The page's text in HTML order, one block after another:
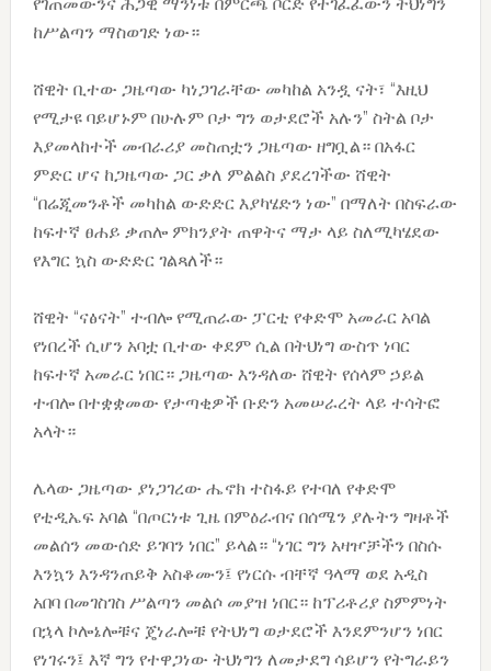
ከሥልጣን ማስወገድ ነው።
ሸዊት ቢተው ጋዜጣው ካነጋገራቸው መካከል አንዷ ናት፣ “እዚህ
የሚታዩ ባይሆኑም በሁሉም ቦታ ግን ወታደሮች አሉን” ስትል ቦታ
እያመላከተች መብራሪያ መስጠቷን ጋዜጣው ዘግቧል። በአፋር
ምድር ሆና ከጋዜጣው ጋር ቃለ ምልልስ ያደረገችው ሸዊት
“በሬጂመንቶች መካከል ውድድር እያካሄድን ነው” በማለት በስፍራው
ከፍተኛ ፀሐይ ቃጠሎ ምክንያት ጠዋትና ማታ ላይ ስለሚካሄደው
የእግር ኳስ ውድድር ገልጻለች።
ሸዊት “ናፅናት” ተብሎ የሚጠራው ፓርቲ የቀድሞ አመራር አባል
የነበረች ሲሆን አባቷ ቢተው ቀደም ሲል በትህነግ ውስጥ ነባር
ከፍተኛ አመራር ነበር። ጋዜጣው እንዳለው ሸዊት የሰላም ኃይል
ተብሎ በተቋቋመው የታጣቂዎች ቡድን አመሠራረት ላይ ተሳትፎ
አላት።
ሌላው ጋዜጣው ያነጋገረው ሔኖክ ተስፋይ የተባለ የቀድሞ
የቲዲኤፍ አባል “በጦርነቱ ጊዜ በምዕራብና በሰሜን ያሉትን ግዛቶች
መልሰን መውሰድ ይገባን ነበር” ይላል። “ነገር ግን አዛዦቻችን በስሱ
እንኳን እንዳንጠይቅ አስቆሙን፤ የነርሱ ብቸኛ ዓላማ ወደ አዲስ
አበባ በመገስገስ ሥልጣን መልሶ መያዝ ነበር። ከፕሪቶሪያ ስምምነት
በኋላ ኮሎኔሎቹና ጄነራሎቹ የትህነግ ወታደሮች እንደምንሆን ነበር
የነገሩን፤ እኛ ግን የተዋጋነው ትህነግን ለመታደግ ሳይሆን የትግራይን